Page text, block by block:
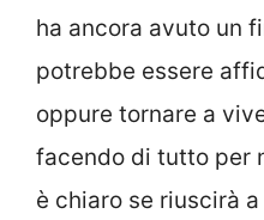
ha ancora avuto un
potrebbe essere
oppure tornare a
facendo di tutto per
è chiaro se riuscirà